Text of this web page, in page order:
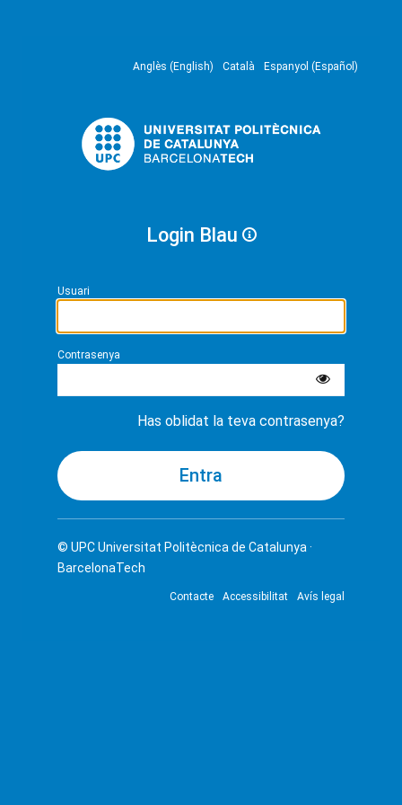
Anglès (English) Català Espanyol (Español)
Login Blau
Usuari
Contrasenya
Has oblidat la teva contrasenya?
© UPCUniversitat Politècnica de Catalunya ·
BarcelonaTech
Contacte Accessibilitat Avís legal